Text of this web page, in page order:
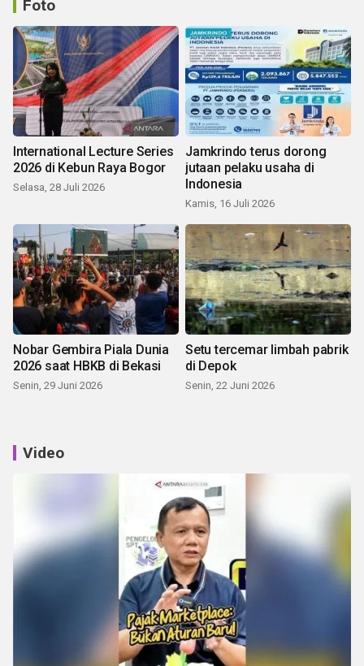
Foto
International Lecture Series
2026 di Kebun Raya Bogor
Selasa, 28 Juli 2026
Jamkrindo terus dorong
jutaan pelaku usaha di
Indonesia
Kamis, 16 Juli 2026
Nobar Gembira Piala Dunia
2026 saat HBKB di Bekasi
Senin, 29 Juni 2026
Setu tercemar limbah pabrik
di Depok
Senin, 22 Juni 2026
Video